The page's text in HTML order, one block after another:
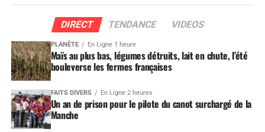
DIRECT TENDANCE VIDEOS
PLANÈTE En Ligne 1 heure
Maïs au plus bas, légumes détruits, lait en chute, l’été
bouleverse les fermes françaises
FAITS DIVERS En Ligne 2 heures
Un an de prison pour le pilote du canot surchargé de la
Manche